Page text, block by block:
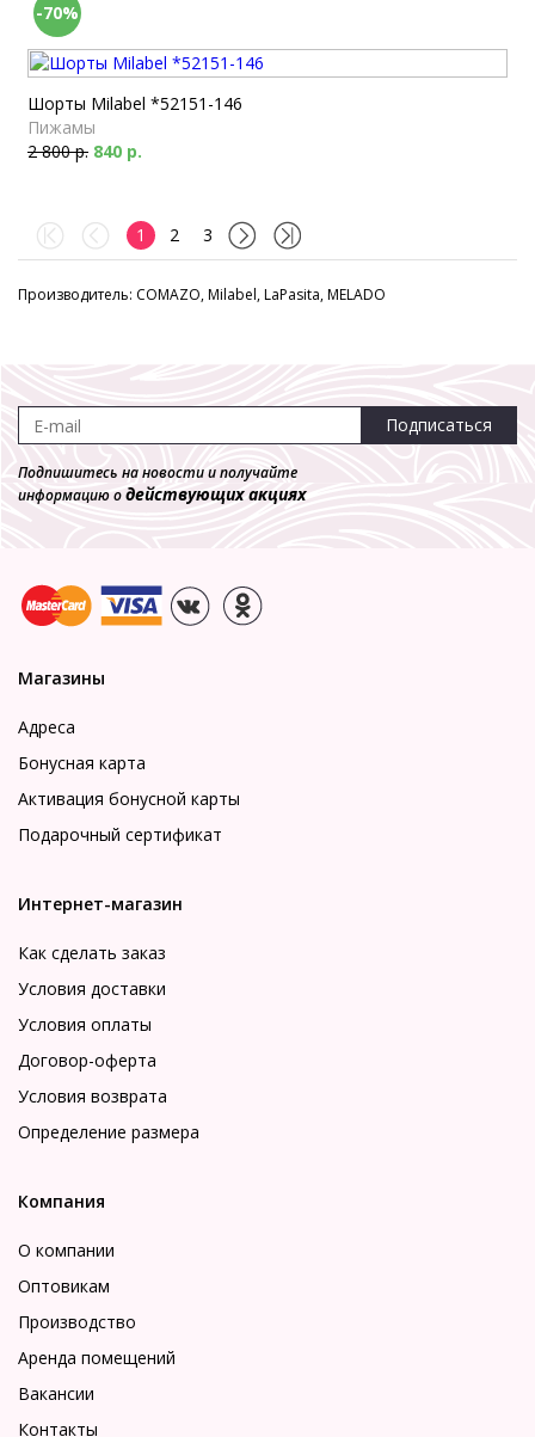
-70%
Шорты Milabel *52151-146
Пижамы
2 800 р. 840 р.
1 2 3
Производитель: COMAZO, Milabel, LaPasita, MELADO
Подписаться
Подпишитесь на новости и получайте
информацию одействующих акциях
Магазины
Адреса
Бонусная карта
Активация бонусной карты
Подарочный сертификат
Интернет-магазин
Как сделать заказ
Условия доставки
Условия оплаты
Договор-оферта
Условия возврата
Определение размера
Компания
О компании
Оптовикам
Производство
Аренда помещений
Вакансии
Контакты